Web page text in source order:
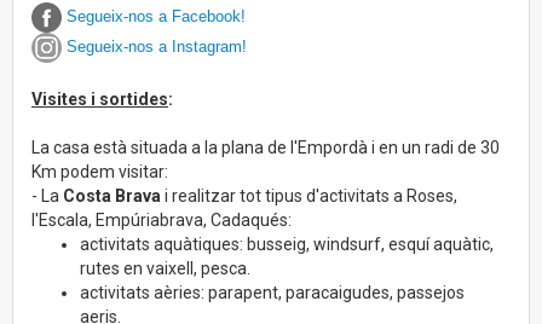
Segueix-nos a Facebook!
Segueix-nos a Instagram!
Visites i sortides:
La casa està situada a la plana de l'Empordà i en un radi de 30
Km podem visitar:
- La Costa Bravai realitzar tot tipus d'activitats a Roses,
l'Escala, Empúriabrava, Cadaqués:
activitats aquàtiques: busseig, windsurf, esquí aquàtic,
rutes en vaixell, pesca.
activitats aèries: parapent, paracaigudes, passejos
aeris.